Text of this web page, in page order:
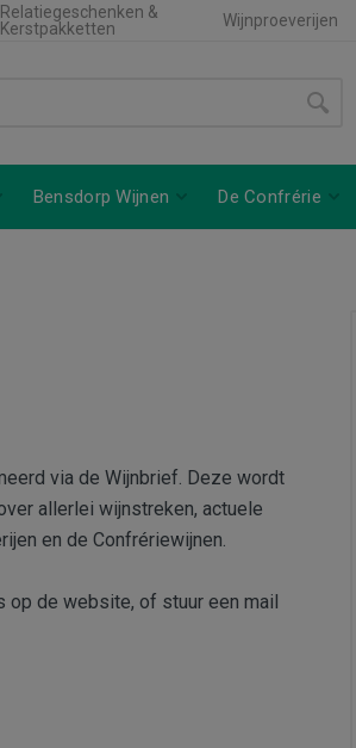
Relatiegeschenken &
Kerstpakketten
Wijnproeverijen
Bensdorp Wijnen De Confrérie
via de Wijnbrief. Deze wordt
allerlei wijnstreken, actuele
en de Confrériewijnen.
op de website, of stuur een mail